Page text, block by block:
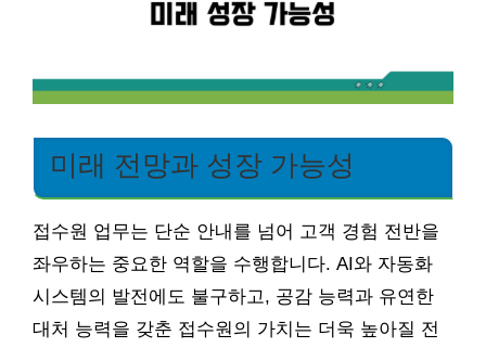
미래 전망과 성장 가능성
접수원 업무는 단순 안내를 넘어 고객 경험 전반을
좌우하는 중요한 역할을 수행합니다. AI와 자동화
시스템의 발전에도 불구하고, 공감 능력과 유연한
대처 능력을 갖춘 접수원의 가치는 더욱 높아질 전